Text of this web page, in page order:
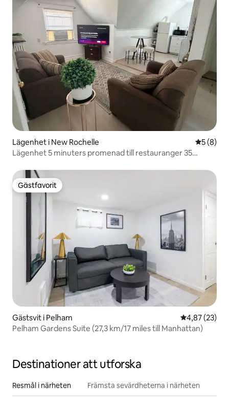
Lägenhet i New Rochelle 5 av 5 i
5 (8)
Lägenhet 5 minuters promenad till restauranger 35
Gästfavorit
Gästfavorit
Gästsvit i Pelham 4,87 av 5 i
4,87 (23)
Pelham Gardens Suite (27,3 km/17 miles till Manhattan)
Destinationer att utforska
Resmål i närheten Främsta sevärdheterna i närheten